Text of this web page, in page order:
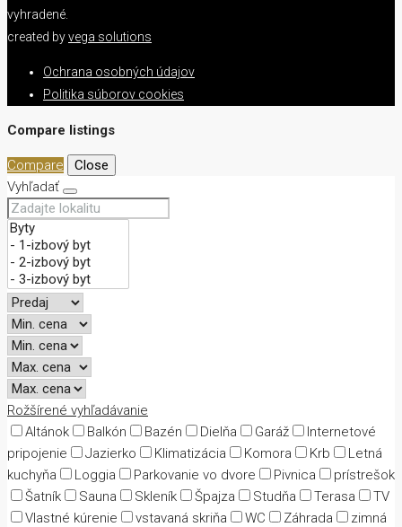
vyhradené.
created byvega solutions
Ochrana osobných údajov
Politika súborov cookies
Compare listings
Compare
Close
Vyhľadať
Rožšírené vyhľadávanie
Altánok
Balkón Bazén Dielňa Garáž
Internetové
pripojenie
Jazierko Klimatizácia Komora Krb
Letná
kuchyňa
Loggia Parkovanie vo dvore Pivnica
prístrešok
Šatník
Sauna Skleník Špajza Studňa Terasa
TV
Vlastné kúrenie
vstavaná skriňa WC Záhrada
zimná